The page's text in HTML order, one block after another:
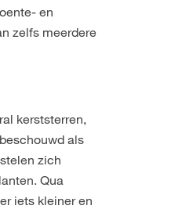
en
zelfs meerdere
kerststerren,
als
zich
Qua
iets kleiner en